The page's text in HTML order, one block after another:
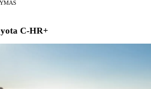
C-HR+